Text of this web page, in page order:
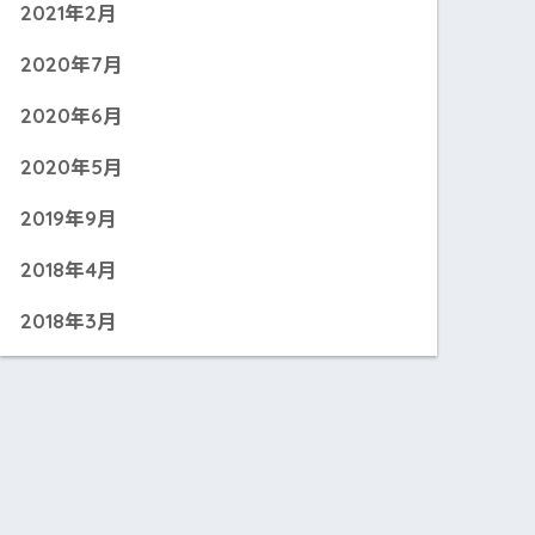
2021年2月
2020年7月
2020年6月
2020年5月
2019年9月
2018年4月
2018年3月